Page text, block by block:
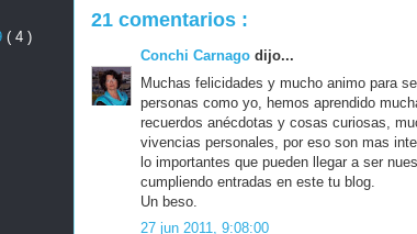
21 comentarios :
Conchi Carnago dijo...
Muchas felicidades y mucho animo para
personas como yo, hemos aprendido
recuerdos anécdotas y cosas curiosas,
vivencias personales, por eso son mas
lo importantes que pueden llegar a ser
cumpliendo entradas en este tu blog.
Un beso.
27 jun 2011, 9:08:00
( 4 )